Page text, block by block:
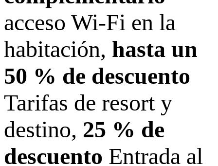
acceso Wi-Fi en la
habitación, hasta un
50 % de descuento
Tarifas de resort y
destino, 25 % de
descuento Entrada al